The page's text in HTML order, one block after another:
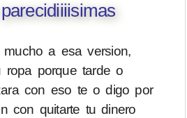
a esa version,
ropa porque tarde o
con eso te o digo por
con quitarte tu dinero